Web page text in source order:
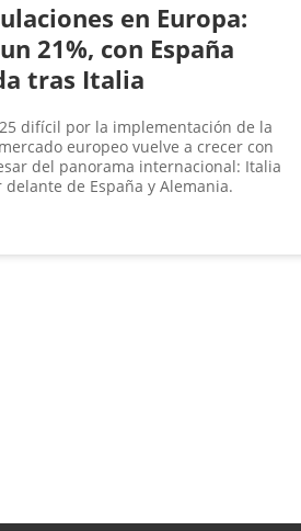
en Europa:
21%, con España
tras Italia
difícil por la implementación de la
europeo vuelve a crecer con
del panorama internacional: Italia
delante de España y Alemania.